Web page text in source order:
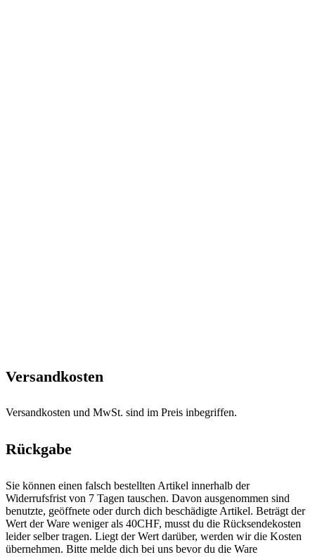
Versandkosten
Versandkosten und MwSt. sind im Preis inbegriffen.
Rückgabe
Sie können einen falsch bestellten Artikel innerhalb der
Widerrufsfrist von 7 Tagen tauschen. Davon ausgenommen sind
benutzte, geöffnete oder durch dich beschädigte Artikel. Beträgt der
Wert der Ware weniger als 40CHF, musst du die Rücksendekosten
leider selber tragen. Liegt der Wert darüber, werden wir die Kosten
übernehmen. Bitte melde dich bei uns bevor du die Ware